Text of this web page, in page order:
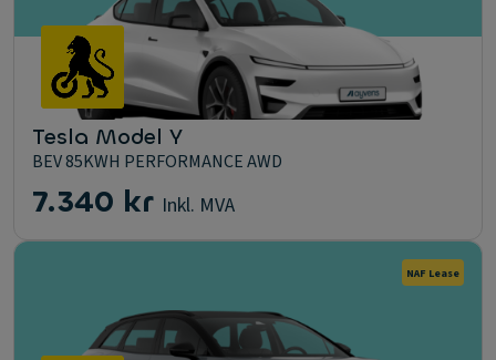
Tesla Model Y
BEV 85KWH PERFORMANCE AWD
7.340 kr Inkl. MVA
NAF Lease